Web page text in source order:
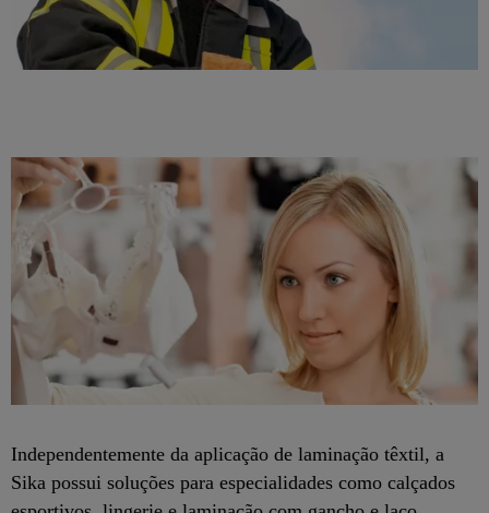
Independentemente da aplicação de laminação têxtil, a
Sika possui soluções para especialidades como calçados